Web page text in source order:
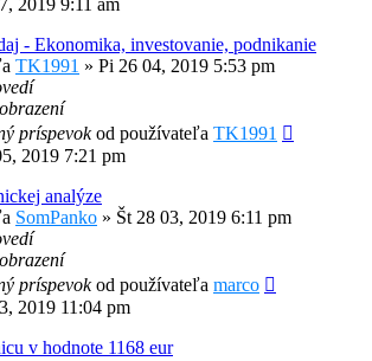
2019 9:11 am
- Ekonomika, investovanie, podnikanie
TK1991 » Pi 26 04, 2019 5:53 pm
príspevokod používateľa TK1991
2019 7:21 pm
analýze
SomPanko » Št 28 03, 2019 6:11 pm
príspevokod používateľa marco
2019 11:04 pm
v hodnote 1168 eur